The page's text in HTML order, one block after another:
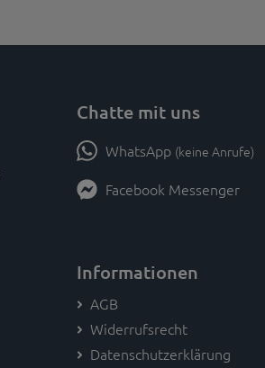
Chatte mit uns
WhatsApp (keine Anrufe)
Facebook Messenger
Informationen
AGB
Widerrufsrecht
Datenschutzerklärung